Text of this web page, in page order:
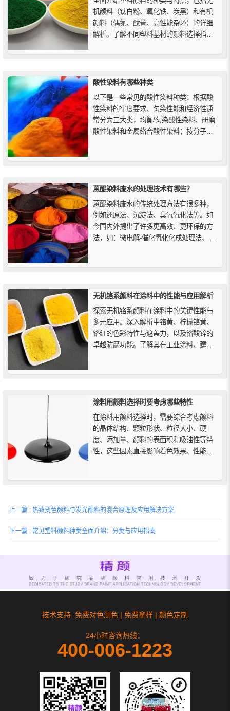
机颜料（钛白粉、氧化铁、炭黑）和有机
颜料（偶氮、酞菁、高性能杂环）的详细
解析。了解不同塑料基材的颜料选择指
酸性染料有哪些种类
以下是一些常见的酸性染料种类：根据酸
性染料的牢度要求、匀染性能和经济性通
常分为三大类，均衡/匀染酸性染料、研磨
酸性染料和金属络合酸性染料；按分子结
蒽醌染料废水的处理技术有哪些？
蒽醌染料废水的传统处理方法有很多种，
例如还原法、沉淀法、臭氧氧化法等。如
今国内外提出了许多更高效、更环保的方
法，如：微电解-催化氧化化成处理法、双
无机铬系颜料在涂料中的性能与应用解析
探索无机铬系颜料在涂料中的关键性能与
多元应用。深入解析中铬黄、柠檬铬黄、
铬红的色彩特性与遮盖力，以及铬酸锌的
卓越防腐功能。了解其在工业涂料、建筑
涂料用颜料选择时要考虑哪些特性
在涂料用颜料选择时，需要综合考虑颜料
的晶体结构、颗粒形状、粒径大小、硬
度、添加量、颜料的表面积和吸油性等特
性，这些因素直接影响着色效果、性能和
上一篇 : 热致变色颜料与发光颜料的混合原理及应用解决方案
下一篇 : 常见塑料颜料种类全面介绍：分类与应用指南
技术支持: 免费对色测色 | 免费拿样 | 颜色定制
24小时咨询热线：
400-006-1223